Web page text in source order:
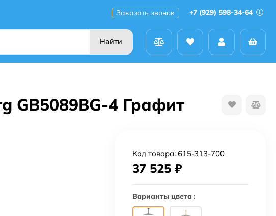
Заказать звонок +7 (929) 598-34-64
Найти
GB5089BG-4 Графит
Код товара: 615-313-700
37 525 ₽
Варианты цвета :